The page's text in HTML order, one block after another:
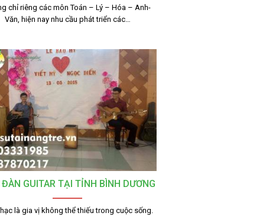
chỉ riêng các môn Toán – Lý – Hóa – Anh-
Văn, hiện nay nhu cầu phát triển các…
ĐÀN GUITAR TẠI TỈNH BÌNH DƯƠNG
là gia vị không thể thiếu trong cuộc sống.